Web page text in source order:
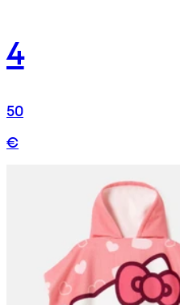
4
50
€